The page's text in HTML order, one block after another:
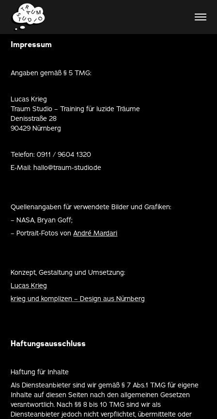
Impressum
Angaben gemäß § 5 TMG:
Lucas Krieg
Traum Studio – Training für luzide Träume
Denisstraße 28
90429 Nürnberg
Telefon: 0911 / 9604 1320
E-Mail: hallo@traum-studio.de
Quellenangaben für verwendete Bilder und Grafiken:
– NASA, Bryan Goff;
– Portrait-Fotos vonAndré Mardari
Konzept, Gestaltung und Umsetzung:
Lucas Krieg
krieg und komplizen – Design aus Nürnberg
Haftungsausschluss
Haftung für Inhalte
Als Diensteanbieter sind wir gemäß § 7 Abs.1 TMG für eigene
Inhalte auf diesen Seiten nach den allgemeinen Gesetzen
verantwortlich. Nach §§ 8 bis 10 TMG sind wir als
Diensteanbieter jedoch nicht verpflichtet, übermittelte oder